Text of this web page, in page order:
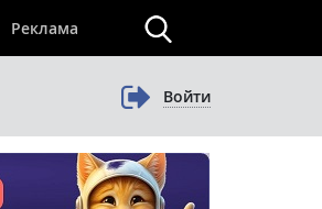
Реклама
Войти